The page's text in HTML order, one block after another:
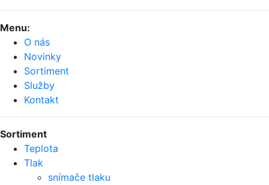
Menu:
O nás
Novinky
Sortiment
Služby
Kontakt
Sortiment
Teplota
Tlak
snímače tlaku